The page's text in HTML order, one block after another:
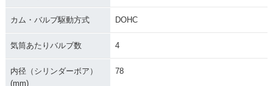
カム・バルブ駆動方式 DOHC
気筒あたりバルブ数 4
内径（シリンダーボア）
(mm)
78